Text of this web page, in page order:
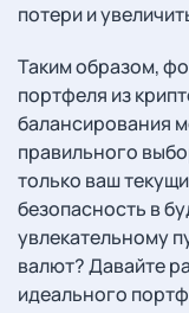
потери и
Таким образом,
портфеля из
балансирования
правильного
только ваш
безопасность в
увлекательному
валют? Давайте
идеального